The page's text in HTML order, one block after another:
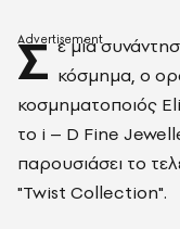
Σ ε μία
κόσμημα, ο
κοσμηματοποιός
το i – D Fine
παρουσιάσει το
"Twist Collection".